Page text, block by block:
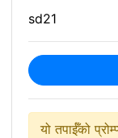
sd21
यो तपाईँको